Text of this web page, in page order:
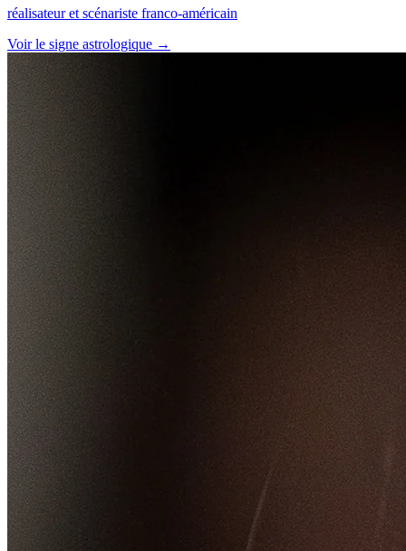
réalisateur et scénariste franco-américain
Voir le signe astrologique →